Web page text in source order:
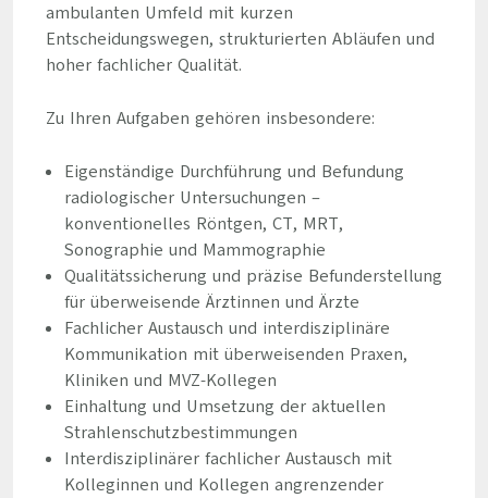
ambulanten Umfeld mit kurzen
Entscheidungswegen, strukturierten Abläufen und
hoher fachlicher Qualität.
Zu Ihren Aufgaben gehören insbesondere:
Eigenständige Durchführung und Befundung
radiologischer Untersuchungen –
konventionelles Röntgen, CT, MRT,
Sonographie und Mammographie
Qualitätssicherung und präzise Befunderstellung
für überweisende Ärztinnen und Ärzte
Fachlicher Austausch und interdisziplinäre
Kommunikation mit überweisenden Praxen,
Kliniken und MVZ-Kollegen
Einhaltung und Umsetzung der aktuellen
Strahlenschutzbestimmungen
Interdisziplinärer fachlicher Austausch mit
Kolleginnen und Kollegen angrenzender